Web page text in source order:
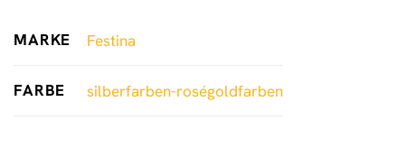
MARKE Festina
FARBE silberfarben-roségoldfarben